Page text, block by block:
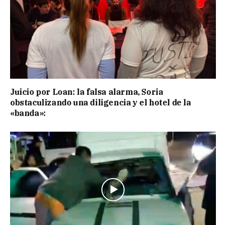
Juicio por Loan: la falsa alarma, Soria
obstaculizando una diligencia y el hotel de la
«banda»: